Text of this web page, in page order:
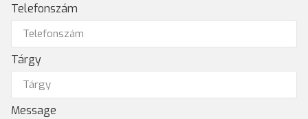
Telefonszám
Tárgy
Message